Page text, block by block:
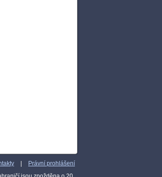
| Právní prohlášení